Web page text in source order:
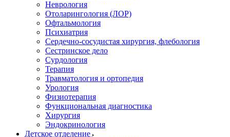
Неврология
Отоларингология (ЛОР)
Офтальмология
Психиатрия
Сердечно-сосудистая хирургия, флебология
Сестринское дело
Сурдология
Терапия
Травматология и ортопедия
Урология
Физиотерапия
Функциональная диагностика
Хирургия
Эндокринология
Детское отделение